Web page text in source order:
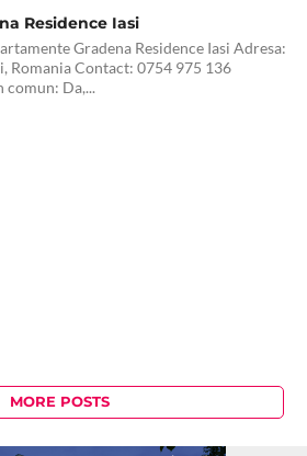
Residence Iasi
Gradena Residence Iasi Adresa:
Romania Contact: 0754 975 136
comun: Da,...
MORE POSTS